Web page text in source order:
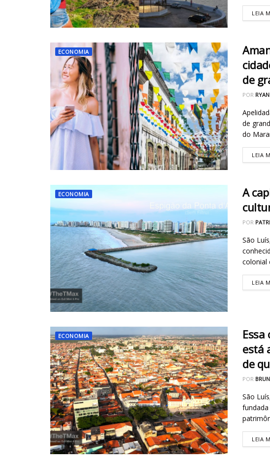
LEIA
ECONOMIA
de
POR
de
do
LEIA
ECONOMIA
A
POR
São
colonial
LEIA
ECONOMIA
está
de
POR
São
LEIA